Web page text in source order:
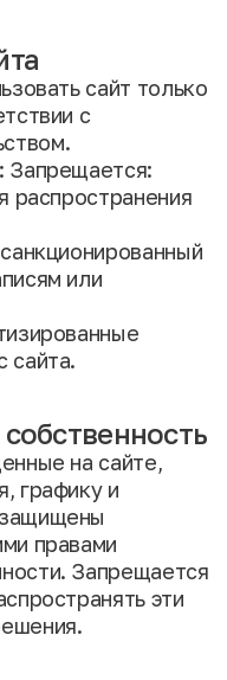
сайт только
с
Запрещается:
распространения
или
сайта.
на сайте,
графику и
правами
Запрещается
эти